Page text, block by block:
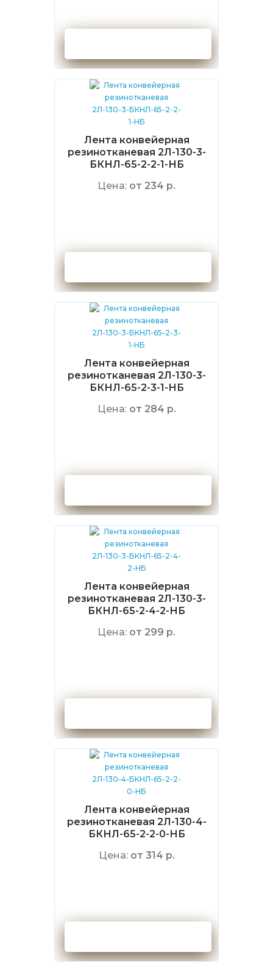
Лента конвейерная
резинотканевая 2Л-130-3-
БКНЛ-65-2-2-1-НБ
Цена: от 234 р.
Лента конвейерная
резинотканевая 2Л-130-3-
БКНЛ-65-2-3-1-НБ
Цена: от 284 р.
Лента конвейерная
резинотканевая 2Л-130-3-
БКНЛ-65-2-4-2-НБ
Цена: от 299 р.
Лента конвейерная
резинотканевая 2Л-130-4-
БКНЛ-65-2-2-0-НБ
Цена: от 314 р.